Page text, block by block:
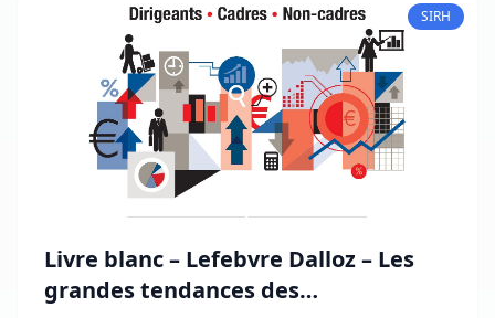
SIRH
Livre blanc – Lefebvre Dalloz – Les
grandes tendances des